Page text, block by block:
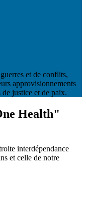
et de conflits,
approvisionnements
justice et de paix.
Health"
interdépendance
et celle de notre